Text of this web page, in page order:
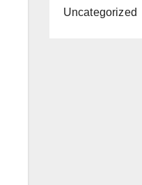
Uncategorized